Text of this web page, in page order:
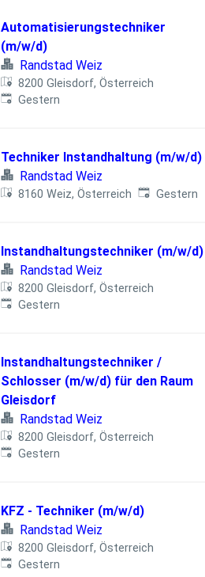
Automatisierungstechniker
(m/w/d)
Randstad Weiz
8200 Gleisdorf, Österreich
Veröffentlicht
Gestern
Techniker Instandhaltung (m/w/d)
Randstad Weiz
8160 Weiz, Österreich Veröffentlicht
Gestern
Instandhaltungstechniker (m/w/d)
Randstad Weiz
8200 Gleisdorf, Österreich
Veröffentlicht
Gestern
Instandhaltungstechniker /
Schlosser (m/w/d) für den Raum
Gleisdorf
Randstad Weiz
8200 Gleisdorf, Österreich
Veröffentlicht
Gestern
KFZ - Techniker (m/w/d)
Randstad Weiz
8200 Gleisdorf, Österreich
Veröffentlicht
Gestern